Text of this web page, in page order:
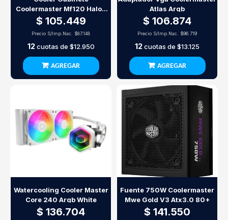
Coolermaster Mf120 Halo2
X3 Rgb White
$ 105.449
Precio S/Imp.Nac. $87.148
12cuotas de $12.950
AGREGAR
Atlas Argb
$ 106.874
Precio S/Imp.Nac. $96.719
12cuotas de $13.125
AGREGAR
Watercooling Cooler Master
Core 240 Argb White
$ 136.704
Fuente 750W Coolermaster
Mwe Gold V3 Atx3.0 80+
$ 141.550